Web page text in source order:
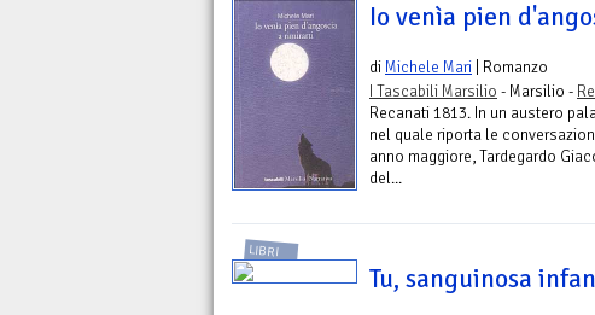
Io venìa pien
di Michele Mari | Romanzo
I Tascabili Marsilio - Marsilio -
Recanati 1813. In un austero
nel quale riporta le
anno maggiore, Tardegardo
del...
LIBRI
Tu, sanguinosa